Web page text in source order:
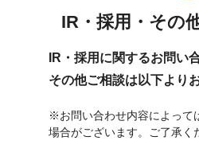
IR・採用・その
IR・採用に関するお問い
その他ご相談は以下より
※お問い合わせ内容によって
場合がございます。ご了承く